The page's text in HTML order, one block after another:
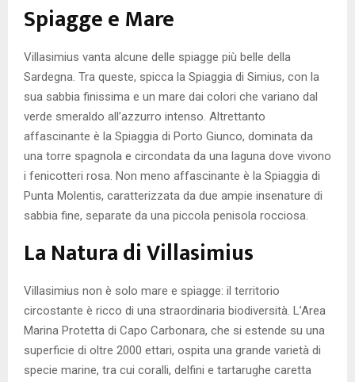
Spiagge e Mare
Villasimius vanta alcune delle spiagge più belle della
Sardegna. Tra queste, spicca la Spiaggia di Simius, con la
sua sabbia finissima e un mare dai colori che variano dal
verde smeraldo all’azzurro intenso. Altrettanto
affascinante è la Spiaggia di Porto Giunco, dominata da
una torre spagnola e circondata da una laguna dove vivono
i fenicotteri rosa. Non meno affascinante è la Spiaggia di
Punta Molentis, caratterizzata da due ampie insenature di
sabbia fine, separate da una piccola penisola rocciosa.
La Natura di Villasimius
Villasimius non è solo mare e spiagge: il territorio
circostante è ricco di una straordinaria biodiversità. L’Area
Marina Protetta di Capo Carbonara, che si estende su una
superficie di oltre 2000 ettari, ospita una grande varietà di
specie marine, tra cui coralli, delfini e tartarughe caretta